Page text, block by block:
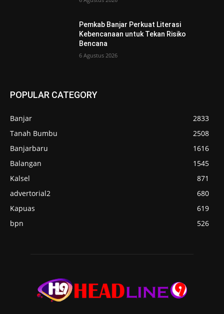
Pemkab Banjar Perkuat Literasi
Kebencanaan untuk Tekan Risiko
Bencana
6 Agustus 2026
POPULAR CATEGORY
Banjar
2833
Tanah Bumbu
2508
Banjarbaru
1616
Balangan
1545
Kalsel
871
advertorial2
680
Kapuas
619
bpn
526